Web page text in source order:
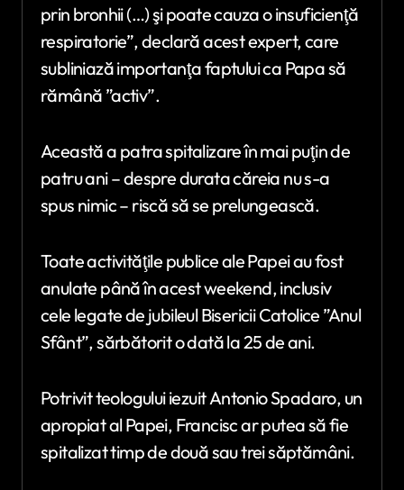
prin bronhii (…) şi poate cauza o insuficienţă
respiratorie”, declară acest expert, care
subliniază importanţa faptului ca Papa să
rămână ”activ”.
Această a patra spitalizare în mai puţin de
patru ani – despre durata căreia nu s-a
spus nimic – riscă să se prelungească.
Toate activităţile publice ale Papei au fost
anulate până în acest weekend, inclusiv
cele legate de jubileul Bisericii Catolice ”Anul
Sfânt”, sărbătorit o dată la 25 de ani.
Potrivit teologului iezuit Antonio Spadaro, un
apropiat al Papei, Francisc ar putea să fie
spitalizat timp de două sau trei săptămâni.